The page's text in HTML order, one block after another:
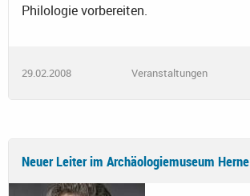
Philologie vorbereiten.
29.02.2008 Veranstaltungen
Neuer Leiter im Archäologiemuseum Herne